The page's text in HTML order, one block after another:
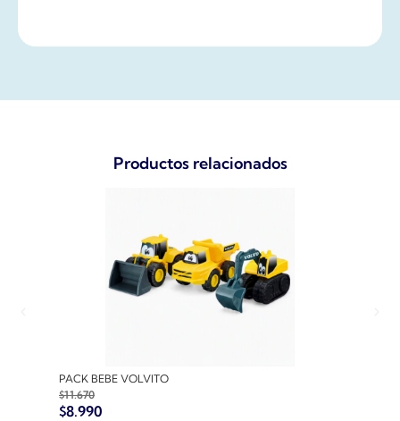
Productos relacionados
PACK BEBE VOLVITO
$11.670
$8.990